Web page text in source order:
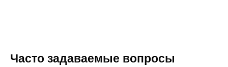
Часто задаваемые вопросы